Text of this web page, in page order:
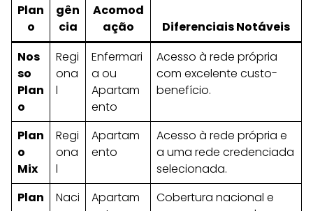
Plan
o
gên
cia
Acomod
ação
Diferenciais Notáveis
Nos
so
Plan
o
Regi
ona
l
Enfermari
a ou
Apartam
ento
Acesso à rede própria
com excelente custo-
benefício.
Plan
o
Mix
Regi
ona
l
Apartam
ento
Acesso à rede própria e
a uma rede credenciada
selecionada.
Plan
Naci
Apartam
Cobertura nacional e